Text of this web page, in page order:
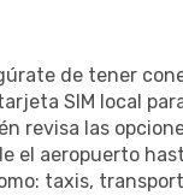
de tener
SIM local
revisa las
el aeropuerto
taxis,